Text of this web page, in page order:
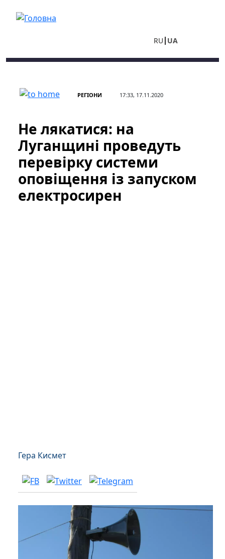
RU UA
РЕГІОНИ 17:33, 17.11.2020
Не лякатися: на
Луганщині проведуть
перевірку системи
оповіщення із запуском
електросирен
Гера Кисмет